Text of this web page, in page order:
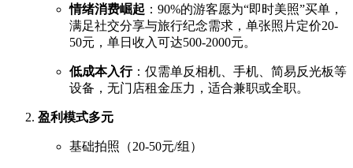
情绪消费崛起 ：90%的游客愿为“即时美照”买单，
满足社交分享与旅行纪念需求，单张照片定价20-
50元，单日收入可达500-2000元。
低成本入行：仅需单反相机、手机、简易反光板等
设备，无门店租金压力，适合兼职或全职。
盈利模式多元
基础拍照（20-50元/组）